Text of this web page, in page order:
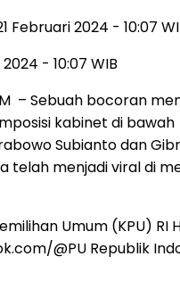
Februari 2024 - 10:07
- 10:07 WIB
– Sebuah bocoran
kabinet di bawah
Subianto dan
telah menjadi viral di